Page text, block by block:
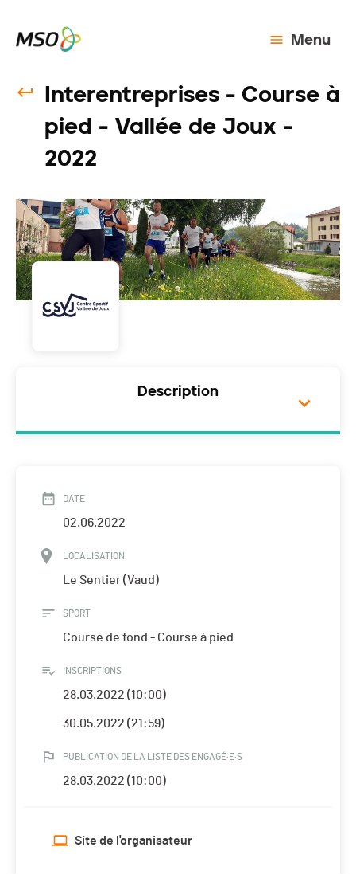
Menu
Interentreprises - Course à
pied - Vallée de Joux -
2022
Description
DATE
02.06.2022
LOCALISATION
Le Sentier (Vaud)
SPORT
Course de fond - Course à pied
INSCRIPTIONS
28.03.2022 (10:00)
30.05.2022 (21:59)
PUBLICATION DE LA LISTE DES ENGAGÉ·E·S
28.03.2022 (10:00)
Site de l'organisateur